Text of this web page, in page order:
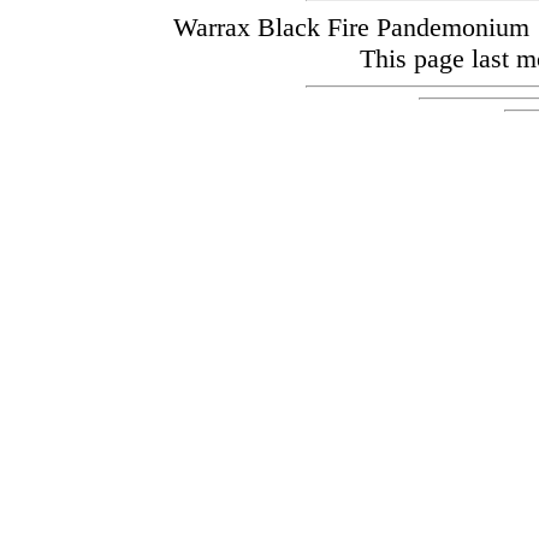
Warrax Black Fire
This page last